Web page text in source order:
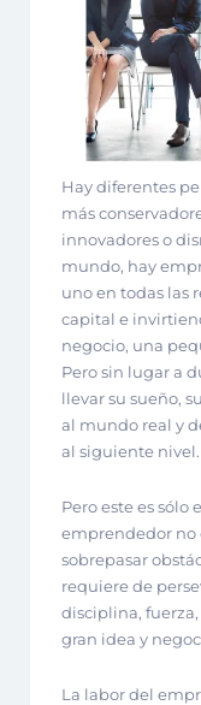
Hay diferentes
más
innovadores o
mundo, hay
uno en todas las
capital e
negocio, una
Pero sin lugar a
llevar su sueño,
al mundo real y
al siguiente nivel.
Pero este es sólo
emprendedor no
sobrepasar
requiere de
disciplina, fuerza,
gran idea y
La labor del